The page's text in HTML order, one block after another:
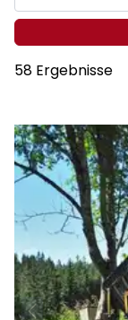
58 Ergebnisse